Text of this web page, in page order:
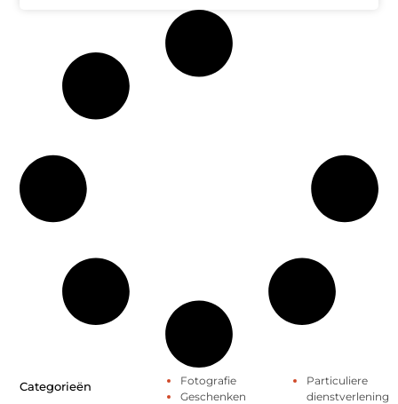
Categorieën
Fotografie
Geschenken
Particuliere
dienstverlening